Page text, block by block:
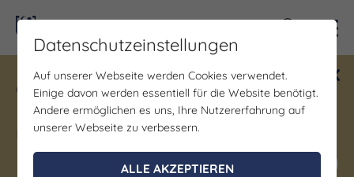
Gewinne ein Blind Date mit Saale-
Unstrut! Teilnahme vom 1.7. - 18.12.
möglich.
Jetzt mitmachen
Datenschutzeinstellungen
Auf unserer Webseite werden Cookies verwendet.
Einige davon werden essentiell für die Website benötigt.
Andere ermöglichen es uns, Ihre Nutzererfahrung auf
unserer Webseite zu verbessern.
ALLE AKZEPTIEREN